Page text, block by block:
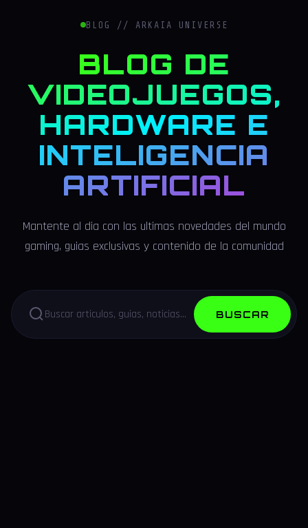
BLOG // ARKAIA UNIVERSE
BLOG DE
VIDEOJUEGOS,
HARDWARE E
INTELIGENCIA
ARTIFICIAL
Mantente al dia con las ultimas novedades del mundo
gaming, guias exclusivas y contenido de la comunidad
BUSCAR